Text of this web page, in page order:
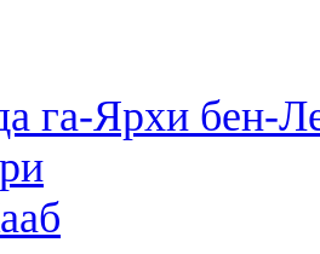
га-Ярхи бен-